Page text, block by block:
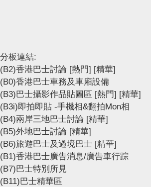
分板連結:
(B2)香港巴士討論 [熱門] [精華]
(B0)香港巴士車務及車廂設備
(B3)巴士攝影作品貼圖區 [熱門] [精華]
(B3i)即拍即貼 -手機相&翻拍Mon相
(B4)兩岸三地巴士討論 [精華]
(B5)外地巴士討論 [精華]
(B6)旅遊巴士及過境巴士 [精華]
(B1)香港巴士廣告消息/廣告車行踪
(B7)巴士特別所見
(B11)巴士精華區